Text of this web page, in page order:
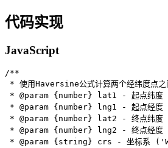
代码实现
JavaScript
/**
* 使用Haversine公式计算两个经纬度点之
* @param {number} lat1 - 起点纬度
* @param {number} lng1 - 起点经度
* @param {number} lat2 - 终点纬度
* @param {number} lng2 - 终点经度
* @param {string} crs - 坐标系